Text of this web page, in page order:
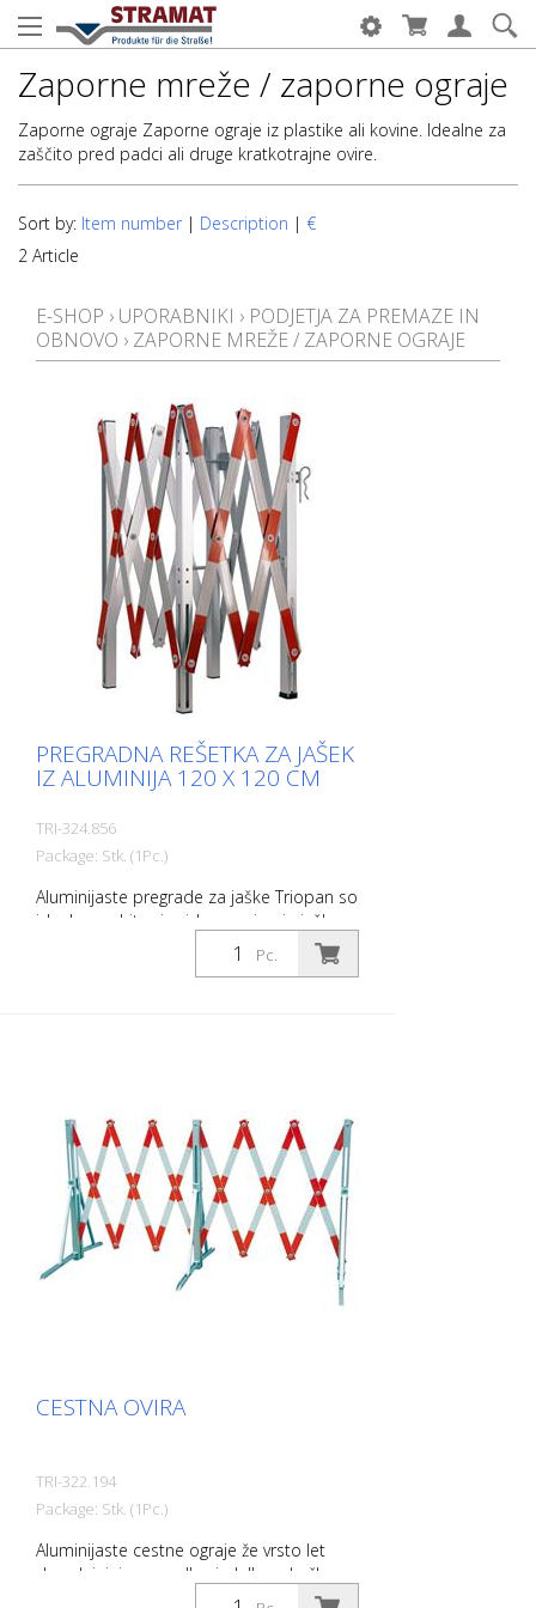
Zaporne mreže / zaporne ograje
Zaporne ograje Zaporne ograje iz plastike ali kovine. Idealne za
zaščito pred padci ali druge kratkotrajne ovire.
Sort by: Item number | Description | €
2 Article
E-SHOP › UPORABNIKI › PODJETJA ZA PREMAZE IN
OBNOVO › ZAPORNE MREŽE / ZAPORNE OGRAJE
PREGRADNA REŠETKA ZA JAŠEK
IZ ALUMINIJA 120 X 120 CM
TRI-324.856
Package: Stk. (1Pc.)
Aluminijaste pregrade za jaške Triopan so
idealne za hitro in vidno zapiranje jaškov
ali podobnih del. Nova zaporna mreža za
jaške je na voljo v dveh različicah in je
prostora. Prednosti: - Idealne za delo v
jaških - Pri skladiščenju in prevozu varčuje
s prostorom - Enostavno rokovanje.
Opremljene z odsevno folijo R2 - Na voljo
v dveh različnih velikostih (120 cm x 120
cm in 120 cm x 180 cm)
Pc.
CESTNA OVIRA
TRI-322.194
Package: Stk. (1Pc.)
Aluminijaste cestne ograje že vrsto let
dopolnjujejo ponudbo izdelkov družbe
Triopan AG. Vse aluminijaste škarjaste